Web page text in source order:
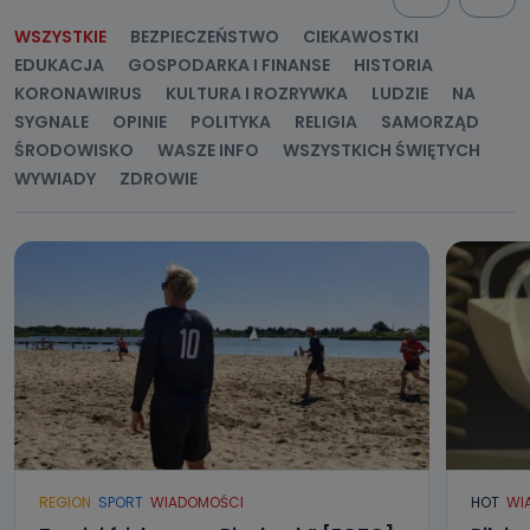
kontaktowy, adres korespondencyjny. Odbiorcą Pastwa
danych osobowych są pracownicy i współpracownicy
oraz partnerzy wspomagający administratora w jego
biznesowej działalności.
Jak skontaktować się z inspektorem
danych osobowych?
Można to zrobić pod numerem telefonu 62 735-51-05 lub
WSZYSTKIE BEZPIECZEŃSTWO
CIEKAWOSTKI
EDUKACJA
GOSPODARKA I FINANSE
HISTORIA
KORONAWIRUS
KULTURA I ROZRYWKA LUDZIE
NA
SYGNALE
OPINIE POLITYKA RELIGIA
SAMORZĄD
ŚRODOWISKO
WASZE INFO
WSZYSTKICH ŚWIĘTYCH
WYWIADY
ZDROWIE
REGION SPORT WIADOMOŚCI HOT